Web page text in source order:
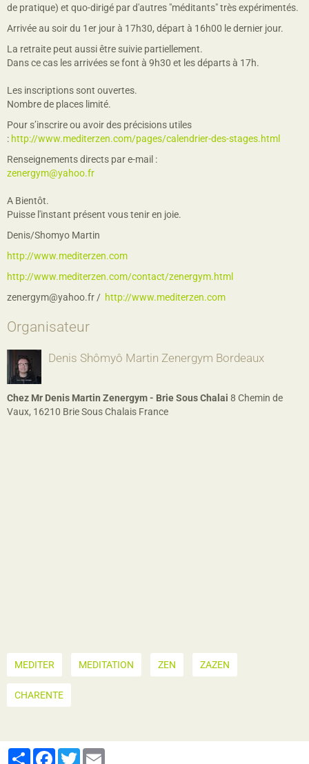
de pratique) et quo-dirigé par d'autres "méditants" très expérimentés.
Arrivée au soir du 1er jour à 17h30, départ à 16h00 le dernier jour.
La retraite peut aussi être suivie partiellement.
Dans ce cas les arrivées se font à 9h30 et les départs à 17h.
Les inscriptions sont ouvertes.
Nombre de places limité.
Pour s’inscrire ou avoir des précisions utiles
: http://www.mediterzen.com/pages/calendrier-des-stages.html
Renseignements directs par e-mail :
zenergym@yahoo.fr
A Bientôt.
Puisse l'instant présent vous tenir en joie.
Denis/Shomyo Martin
http://www.mediterzen.com
http://www.mediterzen.com/contact/zenergym.html
zenergym@yahoo.fr
http://www.mediterzen.com
Organisateur
Denis Shômyô Martin Zenergym Bordeaux
Chez Mr Denis Martin Zenergym - Brie Sous Chalai 8 Chemin de
Vaux, 16210 Brie Sous Chalais France
MEDITER MEDITATION ZEN ZAZEN
CHARENTE
PartagerFacebook
Twitter